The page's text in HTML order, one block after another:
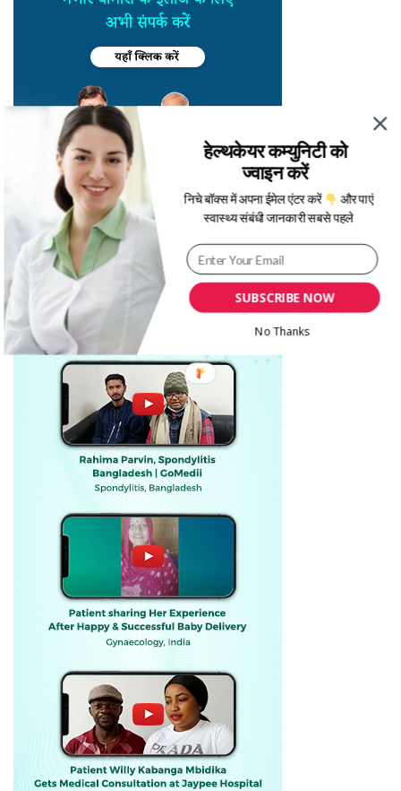
SUBSCRIBE NOW
हेल्थकेयर कम्युनिटी को
ज्वाइन करें
निचे बॉक्स में अपना ईमेल एंटर करें
और पाएं
स्वास्थ्य संबंधी जानकारी सबसे पहले
No Thanks